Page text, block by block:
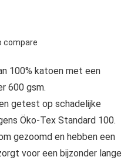
compare
100% katoen met een
600 gsm.
getest op schadelijke
Öko-Tex Standard 100.
gezoomd en hebben een
voor een bijzonder lange